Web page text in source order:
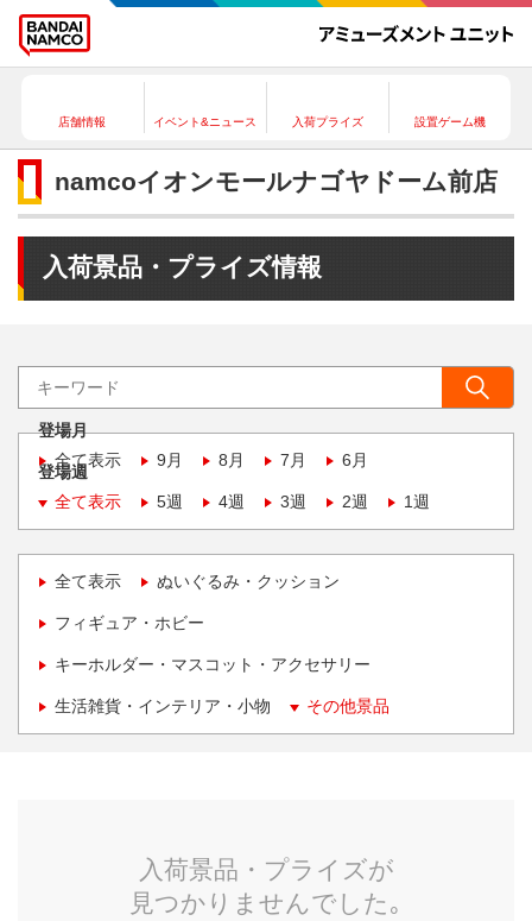
店舗情報 イベント&ニュース 入荷プライズ 設置ゲーム機
namcoイオンモールナゴヤドーム前店
入荷景品・プライズ情報
登場月
全て表示
9月 8月 7月 6月
登場週
全て表示
5週 4週 3週 2週 1週
全て表示 ぬいぐるみ・クッション
フィギュア・ホビー
キーホルダー・マスコット・アクセサリー
生活雑貨・インテリア・小物 その他景品